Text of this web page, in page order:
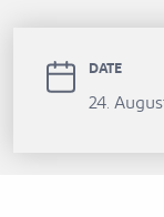
DATE
24.